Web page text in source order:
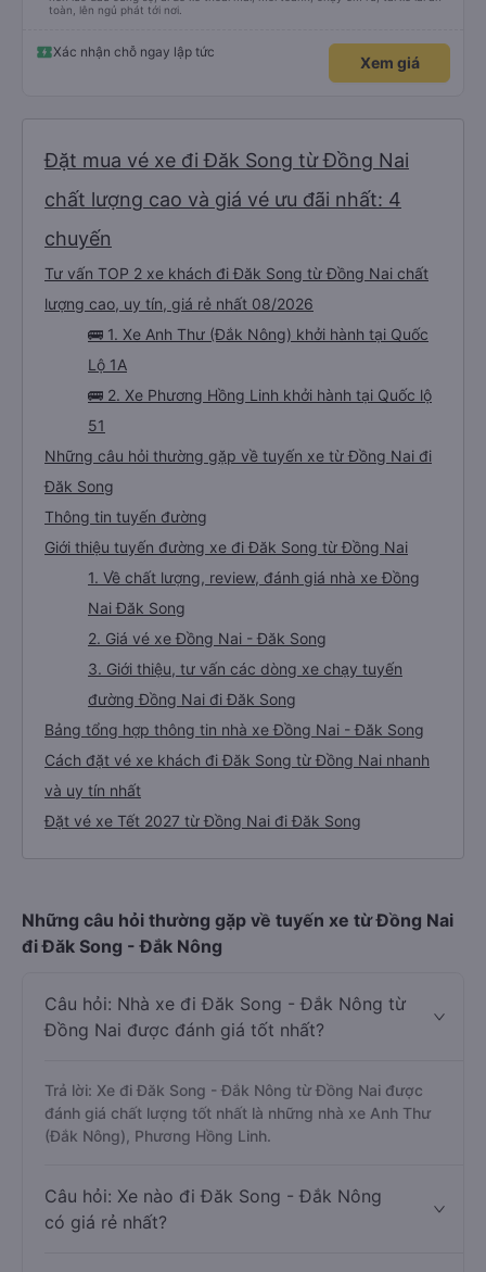
toàn, lên ngủ phát tới nơi.
Xác nhận chỗ ngay lập tức
Xem giá
Đặt mua vé xe đi Đăk Song từ Đồng Nai
chất lượng cao và giá vé ưu đãi nhất: 4
chuyến
Tư vấn TOP 2 xe khách đi Đăk Song từ Đồng Nai chất
lượng cao, uy tín, giá rẻ nhất 08/2026
🚌 1. Xe Anh Thư (Đắk Nông) khởi hành tại Quốc
Lộ 1A
🚌 2. Xe Phương Hồng Linh khởi hành tại Quốc lộ
51
Những câu hỏi thường gặp về tuyến xe từ Đồng Nai đi
Đăk Song
Thông tin tuyến đường
Giới thiệu tuyến đường xe đi Đăk Song từ Đồng Nai
1. Về chất lượng, review, đánh giá nhà xe Đồng
Nai Đăk Song
2. Giá vé xe Đồng Nai - Đăk Song
3. Giới thiệu, tư vấn các dòng xe chạy tuyến
đường Đồng Nai đi Đăk Song
Bảng tổng hợp thông tin nhà xe Đồng Nai - Đăk Song
Cách đặt vé xe khách đi Đăk Song từ Đồng Nai nhanh
và uy tín nhất
Đặt vé xe Tết 2027 từ Đồng Nai đi Đăk Song
Những câu hỏi thường gặp về tuyến xe từ Đồng Nai
đi Đăk Song - Đắk Nông
Câu hỏi: Nhà xe đi Đăk Song - Đắk Nông từ
Đồng Nai được đánh giá tốt nhất?
Trả lời: Xe đi Đăk Song - Đắk Nông từ Đồng Nai được
đánh giá chất lượng tốt nhất là những nhà xe Anh Thư
(Đắk Nông), Phương Hồng Linh.
Câu hỏi: Xe nào đi Đăk Song - Đắk Nông
có giá rẻ nhất?